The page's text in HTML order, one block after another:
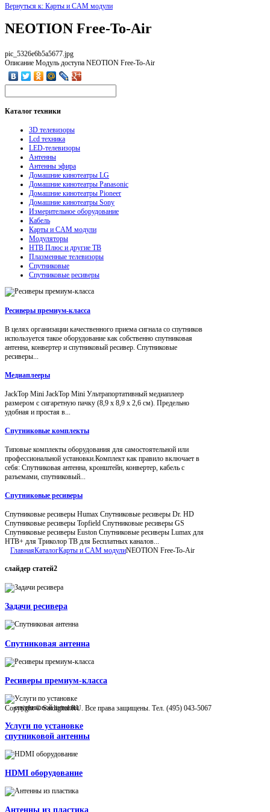
Вернуться к: Карты и CAM модули
NEOTION Free-To-Air
pic_5326e6b5a5677.jpg
Описание Модуль доступа NEOTION Free-To-Air
Каталогтехники
3D телевизоры
Lcd техника
LED-телевизоры
Антенны
Антенны эфира
Домашние кинотеатры LG
Домашние кинотеатры Panasonic
Домашние кинотеатры Pioneer
Домашние кинотеатры Sony
Измерительное оборудование
Кабель
Карты и CAM модули
Модуляторы
НТВ Плюс и другие ТВ
Плазменные телевизоры
Спутниковые
Спутниковые ресиверы
Ресиверы премиум-класса
В целях организации качественного приема сигнала со спутников
используется такое оборудование как собственно спутниковая
антенна, конвертер и спутниковый ресивер. Спутниковые
ресиверы...
Медиаплееры
JackTop Mini JackTop Mini Ультрапортативный медиаплеер
размером с сигаретную пачку (8,9 x 8,9 x 2,6 см). Предельно
удобная и простая в...
Спутниковые комплекты
Типовые комплекты оборудования для самостоятельной или
профессиональной установки.Комплект как правило включает в
себя: Спутниковая антенна, кронштейн, конвертер, кабель с
разъемами, спутниковый...
Спутниковые ресиверы
Спутниковые ресиверы Humax Спутниковые ресиверы Dr. HD
Спутниковые ресиверы Topfield Спутниковые ресиверы GS
Спутниковые ресиверы Euston Спутниковые ресиверы Lumax для
НТВ+ для Триколор ТВ для Бесплатных каналов...
ГлавнаяКаталогКарты и CAM модулиNEOTION Free-To-Air
слайдер статей2
Задачи ресивера
Спутниковая антенна
Ресиверы премиум-класса
Услуги по установке
спутниковой антенны
HDMI оборудование
Антенны из пластика
Copyright © Satdigital.RU. Все права защищены. Тел. (495) 043-5067